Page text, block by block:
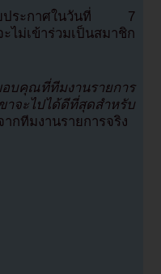
ดยประกาศในวันที่ 7
ไม่เข้าร่วมเป็นสมาชิก
อบคุณที่ทีมงานรายการ
าจะไปได้ดีที่สุดสำหรับ
กทีมงานรายการจริง